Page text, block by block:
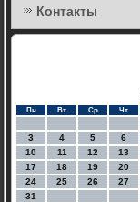
Контакты
Пн Вт Ср Чт
3
4 5 6
10
11 12 13
17
18 19 20
24
25 26 27
31